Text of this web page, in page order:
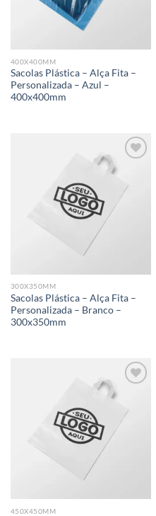
400X400MM
Sacolas Plástica – Alça Fita –
Personalizada – Azul –
400x400mm
Add to
wishlist
300X350MM
Sacolas Plástica – Alça Fita –
Personalizada – Branco –
300x350mm
Add to
wishlist
450X450MM